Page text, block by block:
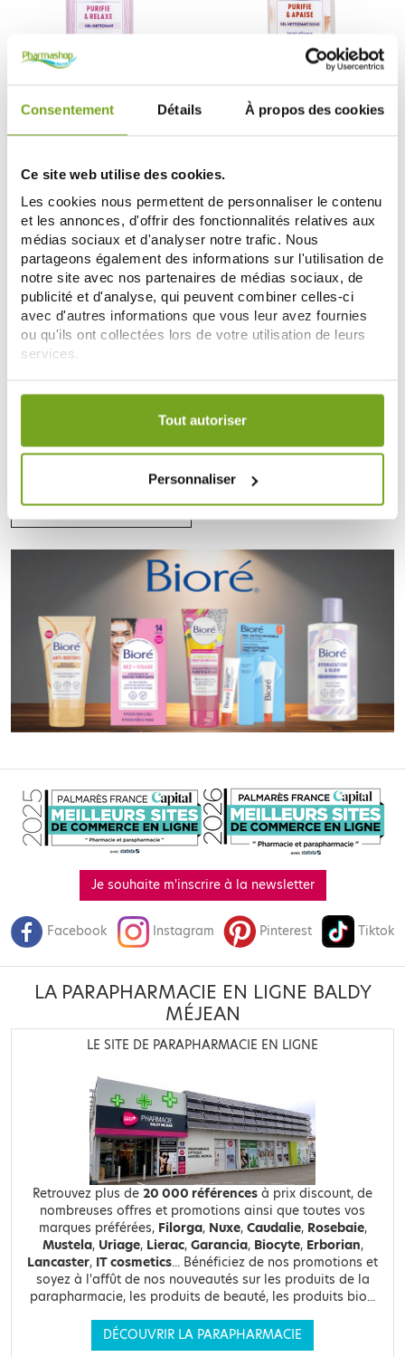
Consentement Détails À propos des cookies
Ce site web utilise des cookies.
Les cookies nous permettent de personnaliser le contenu
et les annonces, d'offrir des fonctionnalités relatives aux
médias sociaux et d'analyser notre trafic. Nous
partageons également des informations sur l'utilisation de
notre site avec nos partenaires de médias sociaux, de
publicité et d'analyse, qui peuvent combiner celles-ci
avec d'autres informations que vous leur avez fournies
ou qu'ils ont collectées lors de votre utilisation de leurs
services.
Votre choix de consentement est conservé pendant une
Tout autoriser
Personnaliser
BIORE
RELAXE 200ML
BIORE
BIORE MASQUE BULLES NEZ 4
AJOUTER AU PANIER
Je souhaite m'inscrire à la newsletter
Facebook Instagram Pinterest Tiktok
LA PARAPHARMACIE EN LIGNE BALDY
MÉJEAN
LE SITE DE PARAPHARMACIE EN LIGNE
Retrouvez plus de 20 000 références à prix discount, de
nombreuses offres et promotions ainsi que toutes vos
marques préférées, Filorga, Nuxe, Caudalie, Rosebaie,
Mustela, Uriage, Lierac, Garancia, Biocyte, Erborian,
Lancaster, IT cosmetics... Bénéficiez de nos promotions et
soyez à l'affût de nos nouveautés sur les produits de la
parapharmacie, les produits de beauté, les produits bio...
DÉCOUVRIR LA PARAPHARMACIE